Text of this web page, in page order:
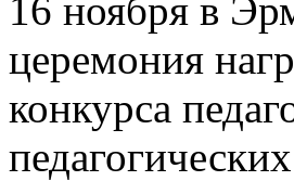
16 ноября в
церемония
конкурса